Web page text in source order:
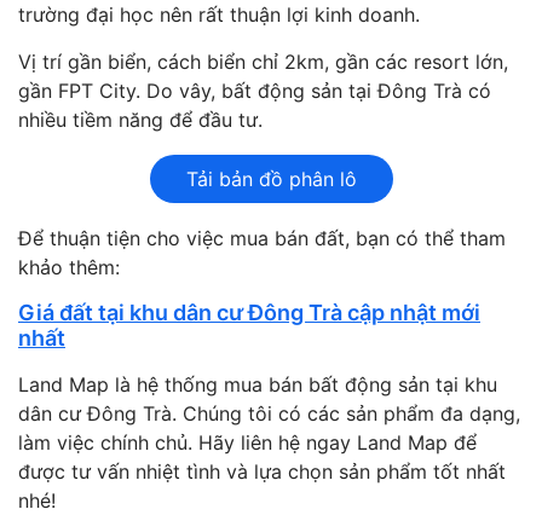
trường đại học nên rất thuận lợi kinh doanh.
Vị trí gần biển, cách biển chỉ 2km, gần các resort lớn,
gần FPT City. Do vây, bất động sản tại Đông Trà có
nhiều tiềm năng để đầu tư.
Tải bản đồ phân lô
Để thuận tiện cho việc mua bán đất, bạn có thể tham
khảo thêm:
Giá đất tại khu dân cư Đông Trà cập nhật mới
nhất
Land Map là hệ thống mua bán bất động sản tại khu
dân cư Đông Trà. Chúng tôi có các sản phẩm đa dạng,
làm việc chính chủ. Hãy liên hệ ngay Land Map để
được tư vấn nhiệt tình và lựa chọn sản phẩm tốt nhất
nhé!